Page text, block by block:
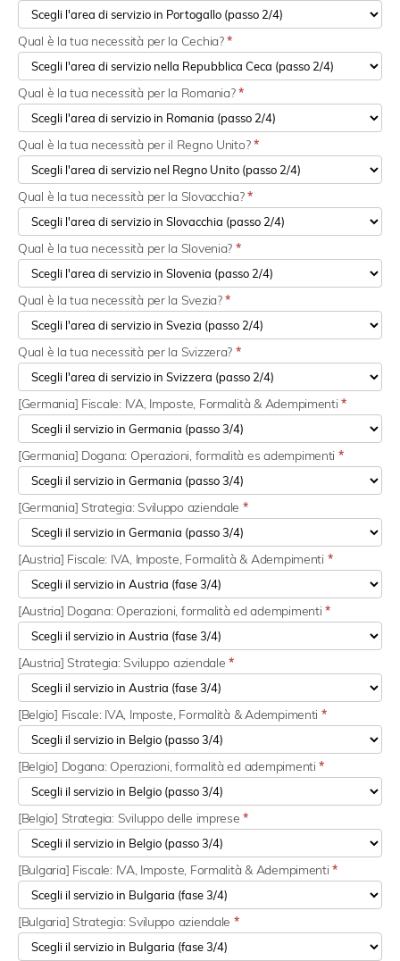
Qual è la tua necessità per la Cechia?*
Qual è la tua necessità per la Romania?*
Qual è la tua necessità per il Regno Unito?*
Qual è la tua necessità per la Slovacchia?*
Qual è la tua necessità per la Slovenia? *
Qual è la tua necessità per la Svezia?*
Qual è la tua necessità per la Svizzera? *
[Germania] Fiscale: IVA, Imposte, Formalità & Adempimenti*
[Germania] Dogana: Operazioni, formalità es adempimenti *
[Germania] Strategia: Sviluppo aziendale *
[Austria] Fiscale: IVA, Imposte, Formalità & Adempimenti *
[Austria] Dogana: Operazioni, formalità ed adempimenti*
[Austria] Strategia: Sviluppo aziendale*
[Belgio] Fiscale: IVA, Imposte, Formalità & Adempimenti *
[Belgio] Dogana: Operazioni, formalità ed adempimenti*
[Belgio] Strategia: Sviluppo delle imprese*
[Bulgaria] Fiscale: IVA, Imposte, Formalità & Adempimenti*
[Bulgaria] Strategia: Sviluppo aziendale *